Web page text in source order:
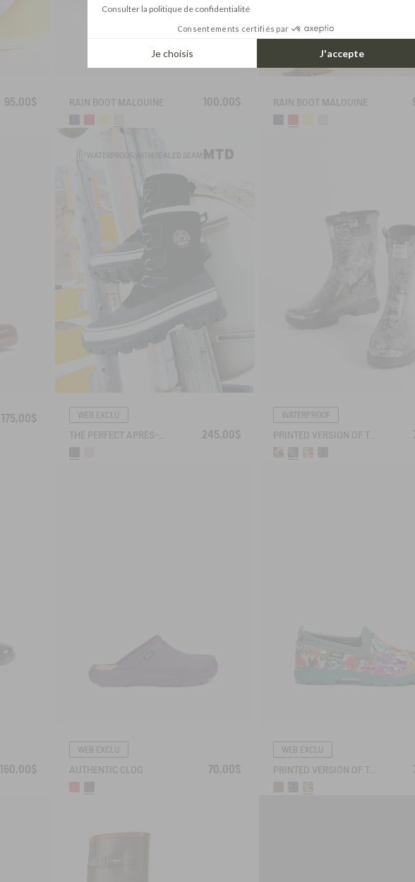
95,00$ RAIN BOOT MALOUINE 100,00$ RAIN BOOT MALOUINE
175,00$
WATERPROOF WITH SEALED SEAMS
WEB EXCLU
245,00$
WATERPROOF
160,00$
WEB EXCLU
AUTHENTIC CLOG 70,00$
WEB EXCLU
Consulter la politique de confidentialité
Consentements certifiés par
Je choisis J'accepte